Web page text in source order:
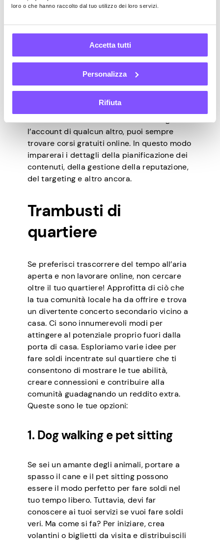
loro o che hanno raccolto dal tuo utilizzo dei loro servizi.
Accetta tutti
Personalizza
Rifiuta
esperienza se aspiri a intraprendere una
in questo percorso di carriera, devi
mostrare maturità e responsabilità.
Ricorda, le tue azioni possono influenzare
che rappresenti. Pertanto, fai attenzione se
questo è qualcosa che vorresti fare a lungo
l’account di qualcun altro, puoi sempre
trovare corsi gratuiti online. In questo modo
imparerai i dettagli della pianificazione dei
contenuti, della gestione della reputazione,
del targeting e altro ancora.
Trambusti di
quartiere
Se preferisci trascorrere del tempo all’aria
aperta e non lavorare online, non cercare
oltre il tuo quartiere! Approfitta di ciò che
la tua comunità locale ha da offrire e trova
un divertente concerto secondario vicino a
casa. Ci sono innumerevoli modi per
attingere al potenziale proprio fuori dalla
porta di casa. Esploriamo varie idee per
fare soldi incentrate sul quartiere che ti
consentono di mostrare le tue abilità,
creare connessioni e contribuire alla
comunità guadagnando un reddito extra.
Queste sono le tue opzioni:
1. Dog walking e pet sitting
Se sei un amante degli animali, portare a
spasso il cane e il pet sitting possono
essere il modo perfetto per fare soldi nel
tuo tempo libero. Tuttavia, devi far
conoscere ai tuoi servizi se vuoi fare soldi
veri. Ma come si fa? Per iniziare, crea
volantini o biglietti da visita e distribuiscili